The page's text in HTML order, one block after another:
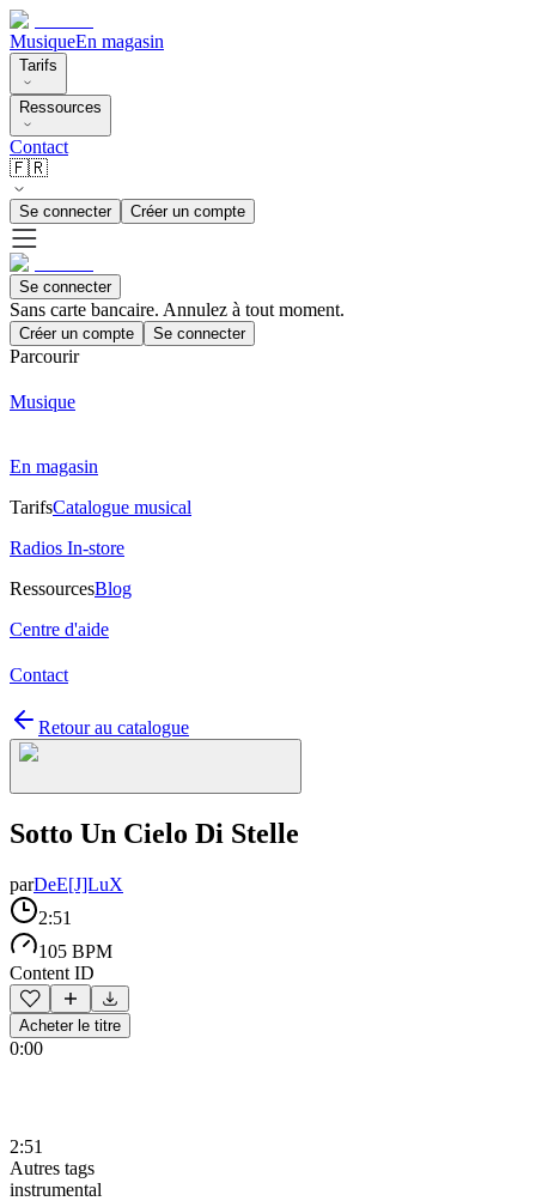
MusiqueEn magasin
Tarifs
Ressources
Contact
🇫🇷
Se connecter Créer un compte
Se connecter
Sans carte bancaire. Annulez à tout moment.
Créer un compte Se connecter
Parcourir
Musique
En magasin
TarifsCatalogue musical
Radios In-store
RessourcesBlog
Centre d'aide
Contact
Retour au catalogue
Sotto Un Cielo Di Stelle
parDeE[J]LuX
2:51
105 BPM
Content ID
Acheter le titre
0:00
2:51
Autres tags
instrumental